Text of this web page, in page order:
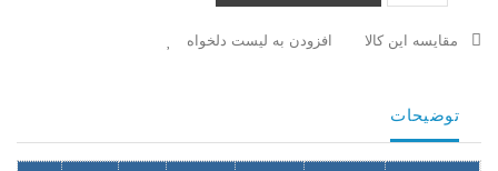
افزودن به لیست دلخواه مقایسه این کالا
توضیحات